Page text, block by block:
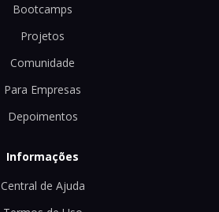
Bootcamps
Projetos
Comunidade
Para Empresas
Depoimentos
Informações
Central de Ajuda